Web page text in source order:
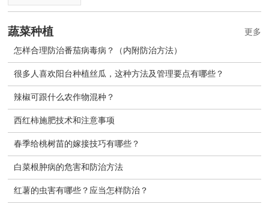
蔬菜种植
怎样合理防治番茄病毒病？（内附防治方法）
很多人喜欢阳台种植丝瓜，这种方法及管理要点有哪些？
辣椒可跟什么农作物混种？
西红柿施肥技术和注意事项
春季给桃树苗的嫁接技巧有哪些？
白菜根肿病的危害和防治方法
红薯的虫害有哪些？应当怎样防治？
更多